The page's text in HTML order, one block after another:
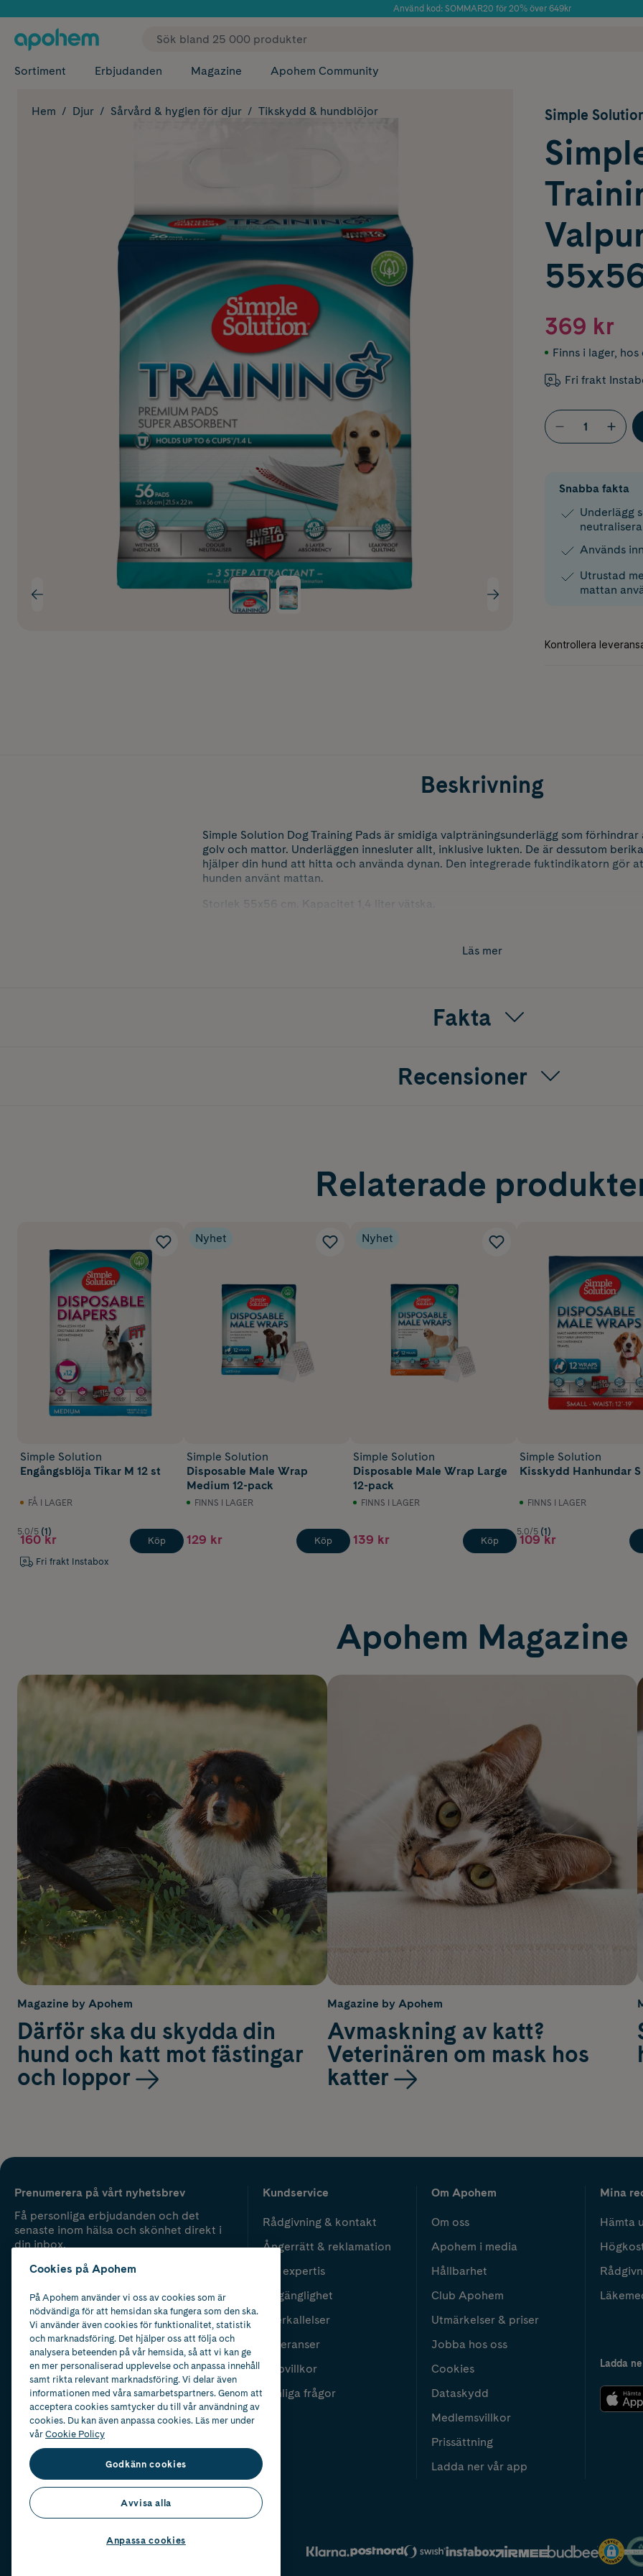
Använd kod: SOMMAR20 för 20% över 649kr
✓ Fri frakt
Sortiment Erbjudanden Magazine Apohem Community
Hem Djur Sårvård & hygien för djur Tikskydd & hundblöjor Simple
369 kr
Finns i lager, hos
Fri frakt
Snabba fakta
Underlägg
Används
Utrustad
mattan
Beskrivning
Simple Solution Dog Training Pads är smidiga valpträningsunderlägg som
golv och mattor. Underläggen innesluter allt, inklusive lukten. De är dessutom
hjälper din hund att hitta och använda dynan. Den integrerade fuktindikatorn gör
hunden använt mattan.
Storlek 55x56 cm. Kapacitet 1,4 liter vätska.
Läs mer
Fakta
Recensioner
Relaterade
Simple Solution
Engångsblöja Tikar M 12 st
FÅ I LAGER
5.0/5 (1)
160 kr
Fri frakt Instabox
Köp
Nyhet
Simple Solution
Disposable Male Wrap
Medium 12-pack
FINNS I LAGER
129 kr Köp
Nyhet
Simple Solution
Disposable Male Wrap Large
12-pack
FINNS I LAGER
139 kr Köp
Simple Solution
Kisskydd Hanhundar S
FINNS I LAGER
5.0/5 (1)
109 kr
Apohem Magazine
Magazine by Apohem
Därför ska du skydda din
hund och katt mot fästingar
och loppor
Magazine by Apohem
Avmaskning av katt?
Veterinären om mask hos
katter
Prenumerera på vårt nyhetsbrev
Få personliga erbjudanden och det
senaste inom hälsa och skönhet direkt i
din inbox.
Kundservice
Rådgivning & kontakt
Ångerrätt & reklamation
Vår expertis
Tillgänglighet
Återkallelser
Leveranser
Köpvillkor
Vanliga frågor
Om Apohem
Om oss
Apohem i media
Hållbarhet
Club Apohem
Utmärkelser & priser
Jobba hos oss
Cookies
Dataskydd
Medlemsvillkor
Prissättning
Ladda ner vår app
Mina
Hämta
Ladda
Cookies på Apohem
På Apohem använder vi oss av cookies som är
nödvändiga för att hemsidan ska fungera som den ska.
Vi använder även cookies för funktionalitet, statistik
och marknadsföring. Det hjälper oss att följa och
analysera beteenden på vår hemsida, så att vi kan ge
en mer personaliserad upplevelse och anpassa innehåll
samt rikta relevant marknadsföring. Vi delar även
informationen med våra samarbetspartners. Genom att
acceptera cookies samtycker du till vår användning av
cookies. Du kan även anpassa cookies. Läs mer under
vårCookie Policy
Godkänn cookies
Avvisa alla
Anpassa cookies